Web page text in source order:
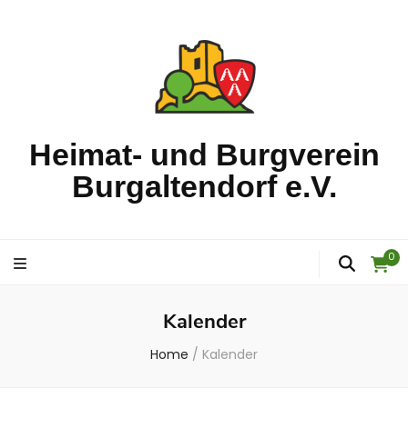
Heimat- und Burgverein
Burgaltendorf e.V.
0
Kalender
Home / Kalender